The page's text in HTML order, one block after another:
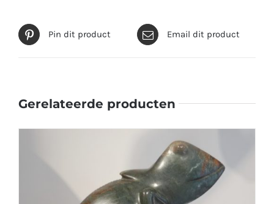
Pin dit product Email dit product
Gerelateerde producten